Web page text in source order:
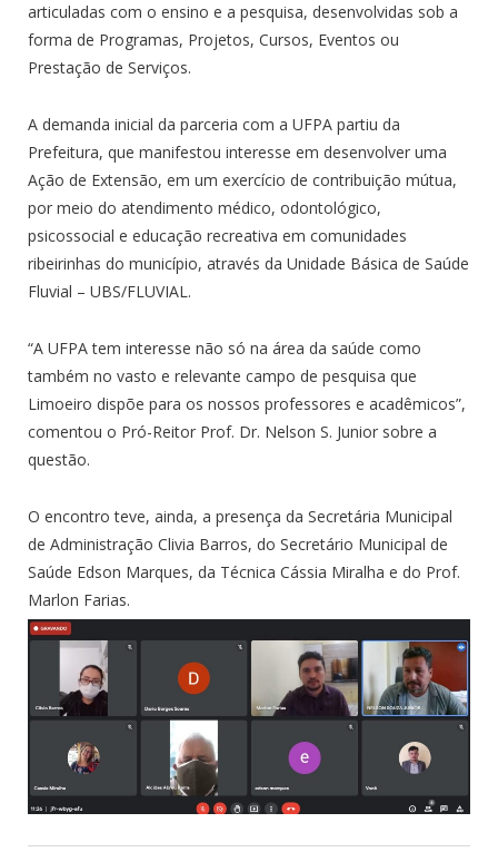
articuladas com o ensino e a pesquisa, desenvolvidas sob a
forma de Programas, Projetos, Cursos, Eventos ou
Prestação de Serviços.
A demanda inicial da parceria com a UFPA partiu da
Prefeitura, que manifestou interesse em desenvolver uma
Ação de Extensão, em um exercício de contribuição mútua,
por meio do atendimento médico, odontológico,
psicossocial e educação recreativa em comunidades
ribeirinhas do município, através da Unidade Básica de Saúde
Fluvial – UBS/FLUVIAL.
“A UFPA tem interesse não só na área da saúde como
também no vasto e relevante campo de pesquisa que
Limoeiro dispõe para os nossos professores e acadêmicos”,
comentou o Pró-Reitor Prof. Dr. Nelson S. Junior sobre a
questão.
O encontro teve, ainda, a presença da Secretária Municipal
de Administração Clivia Barros, do Secretário Municipal de
Saúde Edson Marques, da Técnica Cássia Miralha e do Prof.
Marlon Farias.